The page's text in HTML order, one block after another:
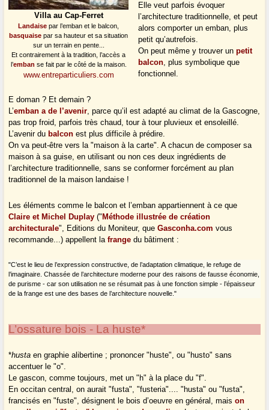
Villa au Cap-Ferret
Landaise par l’emban et le balcon,
basquaise par sa hauteur et sa situation
sur un terrain en pente...
Et contrairement à la tradition, l’accès a
l’emban se fait par le côté de la maison.
www.entreparticuliers.com
Elle veut parfois évoquer
l’architecture traditionnelle, et peut
alors comporter un emban, plus
petit qu’autrefois.
On peut même y trouver unpetit
balcon, plus symbolique que
fonctionnel.
E doman ? Et demain ?
L’emban a de l’avenir, parce qu’il est adapté au climat de la Gascogne,
pas trop froid, parfois très chaud, tour à tour pluvieux et ensoleillé.
L’avenir du balcon est plus difficile à prédire.
On va peut-être vers la "maison à la carte". A chacun de composer sa
maison à sa guise, en utilisant ou non ces deux ingrédients de
l’architecture traditionnelle, sans se conformer forcément au plan
traditionnel de la maison landaise !
Les éléments comme le balcon et l’emban appartiennent à ce que
Claire et Michel Duplay (" Méthode illustrée de création
architecturale", Editions du Moniteur, queGasconha.com vous
recommande...) appellent lafrange du bâtiment :
"C’est le lieu de l’expression constructive, de l’adaptation climatique, le refuge de
l’imaginaire. Chassée de l’architecture moderne pour des raisons de fausse économie,
de purisme - car son utilisation ne se résumait pas à une fonction simple - l’épaisseur
de la frange est une des bases de l’architecture nouvelle."
L’ossature bois - La huste*
*husta en graphie alibertine ; prononcer "huste", ou "husto" sans
accentuer le "o".
Le gascon, comme toujours, met un "h" à la place du "f".
En occitan central, on aurait "fusta", "fusteria".... "husta" ou "fusta",
francisés en "fuste", désignent le bois d’oeuvre en général, maison